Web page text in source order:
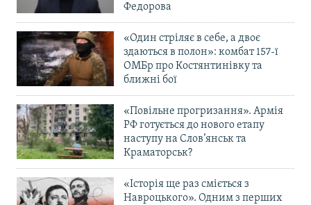
Федорова
«Один стріляє в себе, а двоє
здаються в полон»: комбат 157-ї
ОМБр про Костянтинівку та
ближні бої
«Повільне прогризання». Армія
РФ готується до нового етапу
наступу на Слов’янськ та
Краматорськ?
«Історія ще раз сміється з
Навроцького». Одним з перших